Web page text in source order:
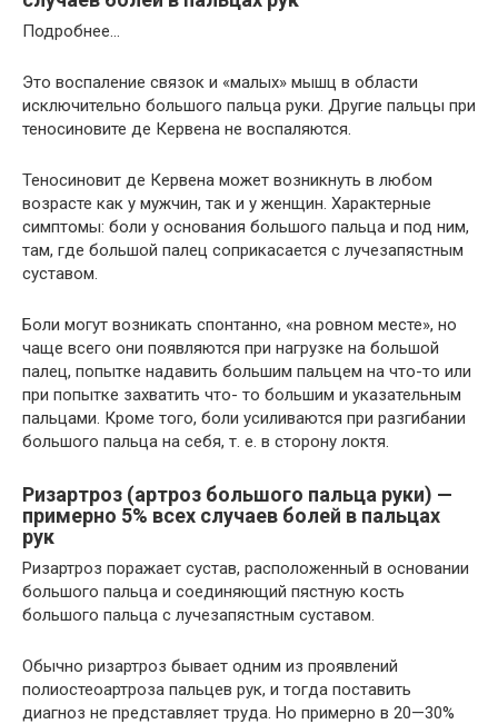
Подробнее…
Это воспаление связок и «малых» мышц в области
исключительно большого пальца руки. Другие пальцы при
теносиновите де Кервена не воспаляются.
Теносиновит де Кервена может возникнуть в любом
возрасте как у мужчин, так и у женщин. Характерные
симптомы: боли у основания большого пальца и под ним,
там, где большой палец соприкасается с лучезапястным
суставом.
Боли могут возникать спонтанно, «на ровном месте», но
чаще всего они появляются при нагрузке на большой
палец, попытке надавить большим пальцем на что-то или
при попытке захватить что- то большим и указательным
пальцами. Кроме того, боли усиливаются при разгибании
большого пальца на себя, т. е. в сторону локтя.
Ризартроз (артроз большого пальца руки) —
примерно 5% всех случаев болей в пальцах
рук
Ризартроз поражает сустав, расположенный в основании
большого пальца и соединяющий пястную кость
большого пальца с лучезапястным суставом.
Обычно ризартроз бывает одним из проявлений
полиостеоартроза пальцев рук, и тогда поставить
диагноз не представляет труда. Но примерно в 20—30%